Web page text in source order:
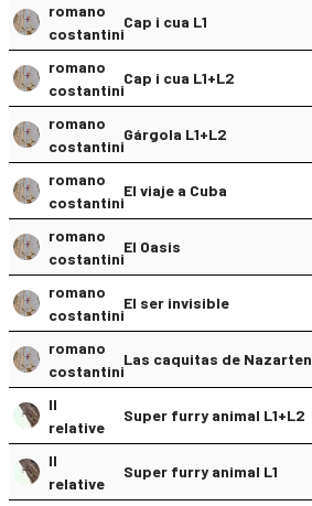
romano
costantini
Cap i cua L1
romano
costantini
Cap i cua L1+L2
romano
costantini
Gárgola L1+L2
romano
costantini
El viaje a Cuba
romano
costantini
El Oasis
romano
costantini
El ser invisible
romano
costantini
Las caquitas de Nazarten
Il
relative
Super furry animal L1+L2
Il
relative
Super furry animal L1